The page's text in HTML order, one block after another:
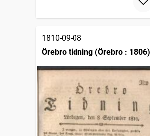
1810-09-08
Örebro tidning (Örebro : 1806)